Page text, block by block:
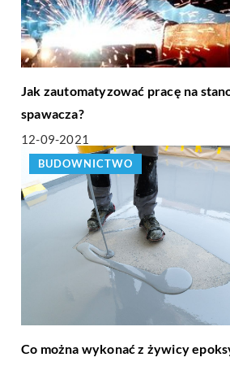
Jak zautomatyzować pracę na
spawacza?
12-09-2021
BUDOWNICTWO
Co można wykonać z żywicy